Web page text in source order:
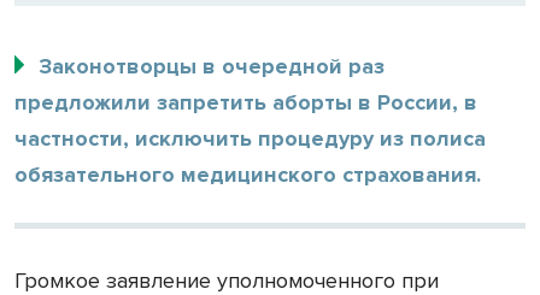
Законотворцы в очередной раз
предложили запретить аборты в России, в
частности, исключить процедуру из полиса
обязательного медицинского страхования.
Громкое заявление уполномоченного при